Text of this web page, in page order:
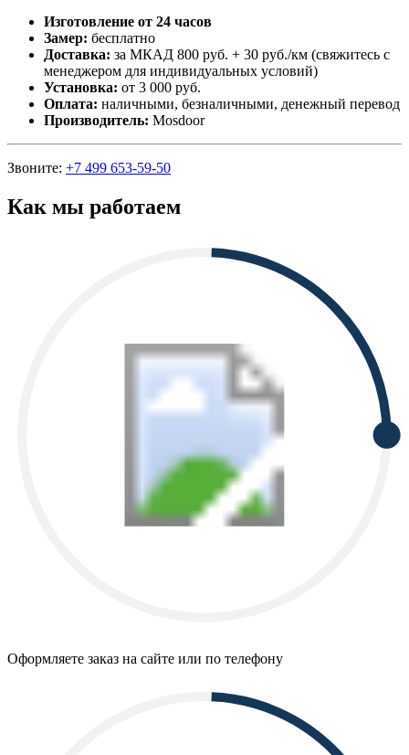
Изготовление от 24 часов
Замер: бесплатно
Доставка: за МКАД 800 руб. + 30 руб./км (свяжитесь с
менеджером для индивидуальных условий)
Установка: от 3 000 руб.
Оплата: наличными, безналичными, денежный перевод
Производитель: Mosdoor
Звоните: +7 499 653-59-50
Как мы работаем
Оформляете заказ на сайте или по телефону